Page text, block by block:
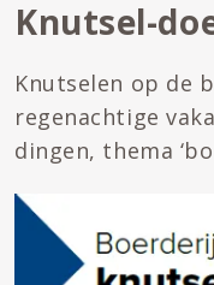
Knutsel-
Knutselen op de
regenachtige
dingen, thema